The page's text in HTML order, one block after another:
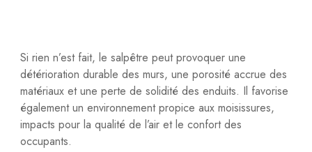
Si rien n’est fait, le salpêtre peut provoquer une
détérioration durable des murs, une porosité accrue des
matériaux et une perte de solidité des enduits. Il favorise
également un environnement propice aux moisissures,
impacts pour la qualité de l’air et le confort des
occupants.